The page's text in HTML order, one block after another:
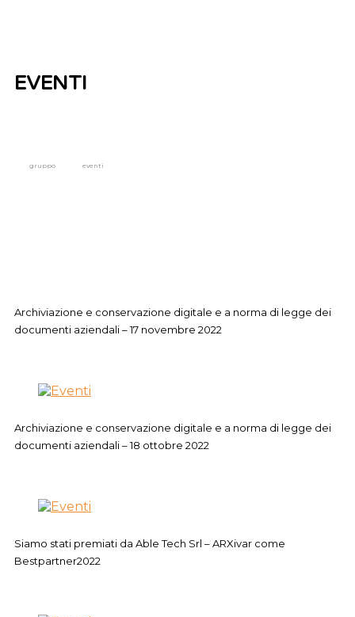
EVENTI
gruppo eventi
Archiviazione e conservazione digitale e a norma di legge dei
documenti aziendali – 17 novembre 2022
Archiviazione e conservazione digitale e a norma di legge dei
documenti aziendali – 18 ottobre 2022
Siamo stati premiati da Able Tech Srl – ARXivar come
Bestpartner2022